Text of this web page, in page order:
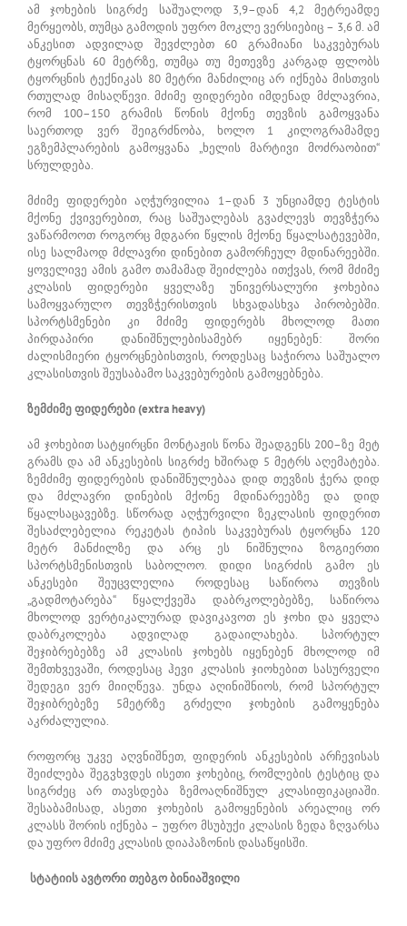
ამ ჯოხების სიგრძე საშუალოდ 3,9–დან 4,2 მეტრეამდე
მერყეობს, თუმცა გამოდის უფრო მოკლე ვერსიებიც – 3,6 მ. ამ
ანკესით ადვილად შევძლებთ 60 გრამიანი საკვებურას
ტყორცნას 60 მეტრზე, თუმცა თუ მეთევზე კარგად ფლობს
ტყორცნის ტექნიკას 80 მეტრი მანძილიც არ იქნება მისთვის
რთულად მისაღწევი. მძიმე ფიდერები იმდენად მძლავრია,
რომ 100–150 გრამის წონის მქონე თევზის გამოყვანა
საერთოდ ვერ შეიგრძნობა, ხოლო 1 კილოგრამამდე
ეგზემპლარების გამოყვანა „ხელის მარტივი მოძრაობით“
სრულდება.
მძიმე ფიდერები აღჭურვილია 1–დან 3 უნციამდე ტესტის
მქონე ქვივერებით, რაც საშუალებას გვაძლევს თევზჭერა
ვაწარმოოთ როგორც მდგარი წყლის მქონე წყალსატევებში,
ისე სალმაოდ მძლავრი დინებით გამორჩეულ მდინარეებში.
ყოველივე ამის გამო თამამად შეიძლება ითქვას, რომ მძიმე
კლასის ფიდერები ყველაზე უნივერსალური ჯოხებია
სამოყვარულო თევზჭერისთვის სხვადასხვა პირობებში.
სპორტსმენები კი მძიმე ფიდერებს მხოლოდ მათი
პირდაპირი დანიშნულებისამებრ იყენებენ: შორი
ძალისმიერი ტყორცნებისთვის, როდესაც საჭიროა საშუალო
კლასისთვის შეუსაბამო საკვებურების გამოყებნება.
ზემძიმე ფიდერები (extra heavy)
ამ ჯოხებით სატყირცნი მონტაჟის წონა შეადგენს 200–ზე მეტ
გრამს და ამ ანკესების სიგრძე ხშირად 5 მეტრს აღემატება.
ზემძიმე ფიდერების დანიშნულებაა დიდ თევზის ჭერა დიდ
და მძლავრი დინების მქონე მდინარეებზე და დიდ
წყალსაცავებზე. სწორად აღჭურვილი ზეკლასის ფიდერით
შესაძლებელია რეკეტას ტიპის საკვებურას ტყორცნა 120
მეტრ მანძილზე და არც ეს ნიშნულია ზოგიერთი
სპორტსმენისთვის საბოლოო. დიდი სიგრძის გამო ეს
ანკესები შეუცვლელია როდესაც საწიროა თევზის
„გადმოტარება“ წყალქვეშა დაბრკოლებებზე, საწიროა
მხოლოდ ვერტიკალურად დავიკავოთ ეს ჯოხი და ყველა
დაბრკოლება ადვილად გადაილახება. სპორტულ
შეჯიბრებებზე ამ კლასის ჯოხებს იყენებენ მხოლოდ იმ
შემთხვევაში, როდესაც ჰევი კლასის ჯიოხებით სასურველი
შედეგი ვერ მიიღწევა. უნდა აღინიშნიოს, რომ სპორტულ
შეჯიბრებეზე 5მეტრზე გრძელი ჯოხების გამოყენება
აკრძალულია.
როფორც უკვე აღვნიშნეთ, ფიდერის ანკესების არჩევისას
შეიძლება შეგვხვდეს ისეთი ჯოხებიც, რომლების ტესტიც და
სიგრძეც არ თავსდება ზემოაღნიშნულ კლასიფიკაციაში.
შესაბამისად, ასეთი ჯოხების გამოყენების არეალიც ორ
კლასს შორის იქნება – უფრო მსუბუქი კლასის ზედა ზღვარსა
და უფრო მძიმე კლასის დიაპაზონის დასაწყისში.
სტატიის ავტორი თებგო ბინიაშვილი